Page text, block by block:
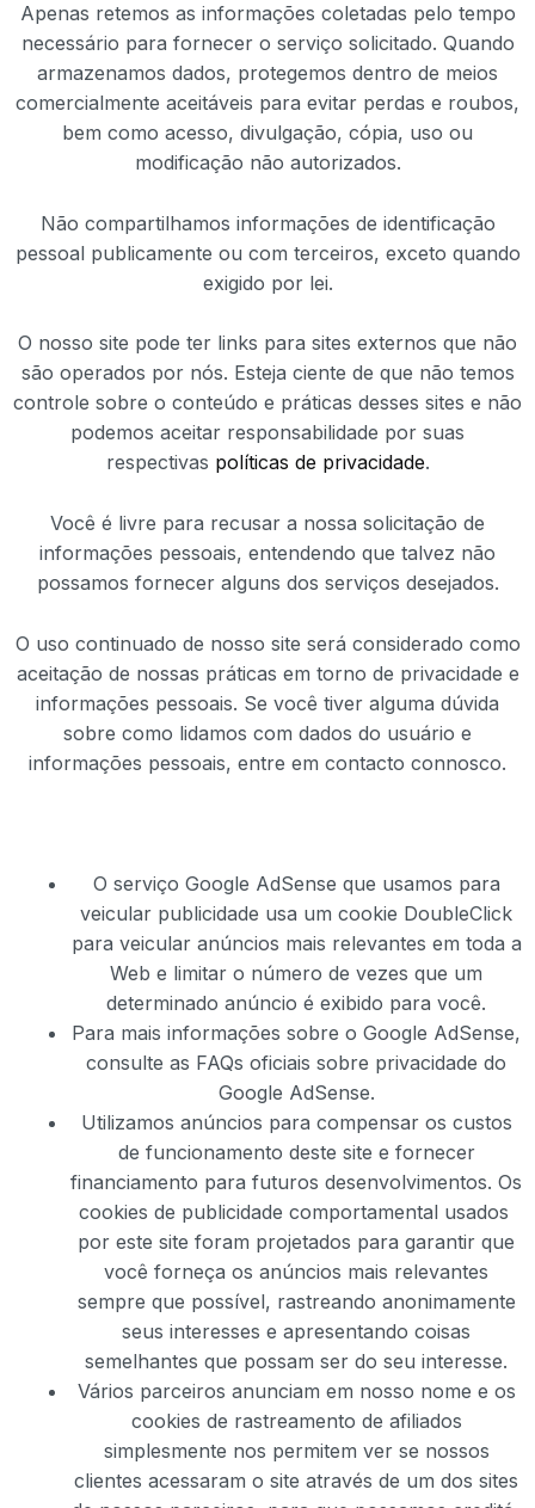
Apenas retemos as informações coletadas pelo tempo
necessário para fornecer o serviço solicitado. Quando
armazenamos dados, protegemos dentro de meios
comercialmente aceitáveis ​​para evitar perdas e roubos,
bem como acesso, divulgação, cópia, uso ou
modificação não autorizados.
Não compartilhamos informações de identificação
pessoal publicamente ou com terceiros, exceto quando
exigido por lei.
O nosso site pode ter links para sites externos que não
são operados por nós. Esteja ciente de que não temos
controle sobre o conteúdo e práticas desses sites e não
podemos aceitar responsabilidade por suas
respectivas políticas de privacidade.
Você é livre para recusar a nossa solicitação de
informações pessoais, entendendo que talvez não
possamos fornecer alguns dos serviços desejados.
O uso continuado de nosso site será considerado como
aceitação de nossas práticas em torno de privacidade e
informações pessoais. Se você tiver alguma dúvida
sobre como lidamos com dados do usuário e
informações pessoais, entre em contacto connosco.
O serviço Google AdSense que usamos para
veicular publicidade usa um cookie DoubleClick
para veicular anúncios mais relevantes em toda a
Web e limitar o número de vezes que um
determinado anúncio é exibido para você.
Para mais informações sobre o Google AdSense,
consulte as FAQs oficiais sobre privacidade do
Google AdSense.
Utilizamos anúncios para compensar os custos
de funcionamento deste site e fornecer
financiamento para futuros desenvolvimentos. Os
cookies de publicidade comportamental usados ​​
por este site foram projetados para garantir que
você forneça os anúncios mais relevantes
sempre que possível, rastreando anonimamente
seus interesses e apresentando coisas
semelhantes que possam ser do seu interesse.
Vários parceiros anunciam em nosso nome e os
cookies de rastreamento de afiliados
simplesmente nos permitem ver se nossos
clientes acessaram o site através de um dos sites